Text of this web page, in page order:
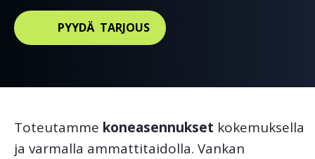
PYYDÄ TARJOUS
Toteutamme koneasennukset kokemuksella
ja varmalla ammattitaidolla. Vankan